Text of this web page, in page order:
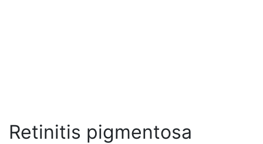
Retinitis pigmentosa